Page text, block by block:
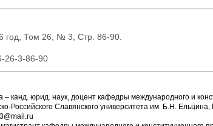
год, Том 26, № 3, Стр. 86-90.
26-3-86-90
канд. юрид. наук, доцент кафедры международного и
Российского Славянского университета им. Б.Н. Ельцина,